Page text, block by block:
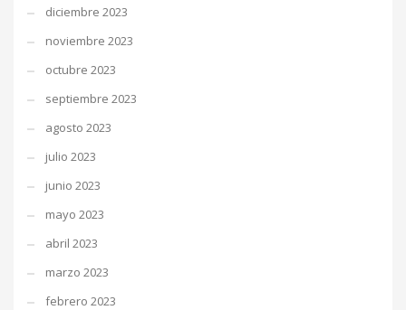
diciembre 2023
noviembre 2023
octubre 2023
septiembre 2023
agosto 2023
julio 2023
junio 2023
mayo 2023
abril 2023
marzo 2023
febrero 2023